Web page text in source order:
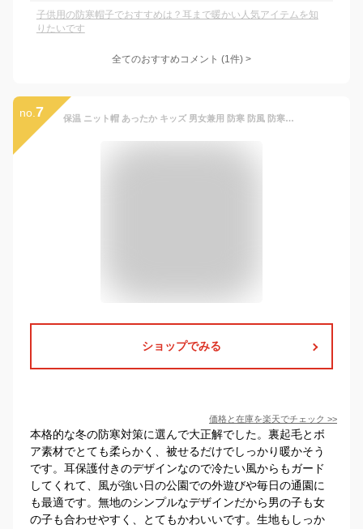
子供用の防寒帽子でおすすめは？耳まで暖かい人気アイテムを知
りたいです
全てのおすすめコメント (1件) >
no. 7 保温 ニット帽 あったか キッズ 男女兼用 防寒 防風 防寒帽子 秋冬 防風 子供 ボア 赤ちゃん 無地 冬用ハット 裏起毛 ベビーニット帽 女の子 公園 男の子 柔らかい 暖かい かわいい ベビー 防寒 耳保護付き 通学 通園 外遊び 耳あて
ショップでみる
価格と在庫を楽天でチェック >>
本格的な冬の防寒対策に選んで大正解でした。裏起毛とボ
ア素材でとても柔らかく、被せるだけでしっかり暖かそう
です。耳保護付きのデザインなので冷たい風からもガード
してくれて、風が強い日の公園での外遊びや毎日の通園に
も最適です。無地のシンプルなデザインだから男の子も女
の子も合わせやすく、とてもかわいいです。生地もしっか